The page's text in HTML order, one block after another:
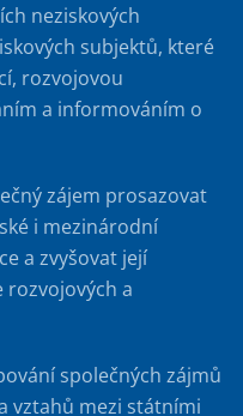
neziskových
subjektů, které
rozvojovou
a informováním o
zájem prosazovat
i mezinárodní
a zvyšovat její
a
společných zájmů
vztahů mezi státními